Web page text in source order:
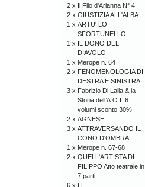
2 x Il Filo d'Arianna N° 4
2 x GIUSTIZIA ALL'ALBA
1 x ARTU' LO
SFORTUNELLO
1 x IL DONO DEL
DIAVOLO
1 x Merope n. 64
2 x FENOMENOLOGIA DI
DESTRA E SINISTRA
3 x Fabrizio Di Lalla & la
Storia dell’A.O.I. 6
volumi sconto 30%
2 x AGNESE
3 x ATTRAVERSANDO IL
CONO D'OMBRA
1 x Merope n. 67-68
2 x QUELL'ARTISTA DI
FILIPPO Atto teatrale in
7 parti
6 x LE